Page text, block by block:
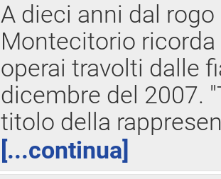
A dieci anni dal
Montecitorio
operai travolti dalle
dicembre del 2007.
titolo della
[...continua]